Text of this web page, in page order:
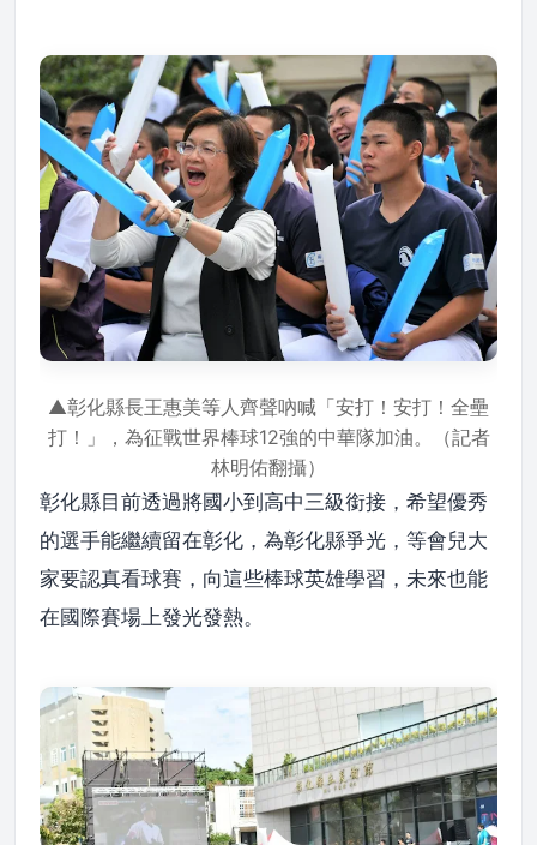
▲彰化縣長王惠美等人齊聲吶喊「安打！安打！全壘
打！」，為征戰世界棒球12強的中華隊加油。（記者
林明佑翻攝）
彰化縣目前透過將國小到高中三級銜接，希望優秀
的選手能繼續留在彰化，為彰化縣爭光，等會兒大
家要認真看球賽，向這些棒球英雄學習，未來也能
在國際賽場上發光發熱。